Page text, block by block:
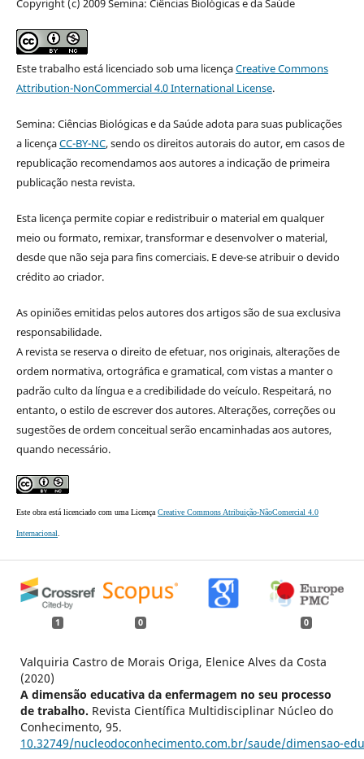
Copyright (c) 2009 Semina: Ciências Biológicas e da Saúde
Este trabalho está licenciado sob uma licençaCreative Commons
Attribution-NonCommercial 4.0 International License.
Semina: Ciências Biológicas e da Saúde adota para suas publicações
a licençaCC-BY-NC, sendo os direitos autorais do autor, em casos de
republicação recomendamos aos autores a indicação de primeira
publicação nesta revista.
Esta licença permite copiar e redistribuir o material em qualquer
meio ou formato, remixar, transformar e desenvolver o material,
desde que não seja para fins comerciais. E deve-se atribuir o devido
crédito ao criador.
As opiniões emitidas pelos autores dos artigos são de sua exclusiva
responsabilidade.
A revista se reserva o direito de efetuar, nos originais, alterações de
ordem normativa, ortográfica e gramatical, com vistas a manter o
padrão culto da língua e a credibilidade do veículo. Respeitará, no
entanto, o estilo de escrever dos autores. Alterações, correções ou
sugestões de ordem conceitual serão encaminhadas aos autores,
quando necessário.
Este obra está licenciado com uma Licença Creative Commons Atribuição-NãoComercial 4.0
Internacional
1 0 0
Valquiria Castro de Morais Origa, Elenice Alves da Costa
(2020)
A dimensão educativa da enfermagem no seu processo
de trabalho. Revista Científica Multidisciplinar Núcleo do
Conhecimento, 95.
10.32749/nucleodoconhecimento.com.br/saude/dimensao-